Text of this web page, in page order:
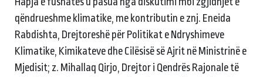
qëndrueshme klimatike, me kontributin e znj. Eneida
Rabdishta, Drejtoreshë për Politikat e Ndryshimeve
Klimatike, Kimikateve dhe Cilësisë së Ajrit në Ministrinë e
Mjedisit; z. Mihallaq Qirjo, Drejtor i Qendrës Rajonale të